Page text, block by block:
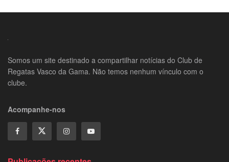
Somos um site destinado a compartilhar notícias do Club de
Regatas Vasco da Gama. Não temos nenhum vínculo com o
clube.
Acompanhe-nos